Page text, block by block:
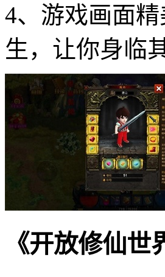
4、游戏画面
生，让你身临
《开放修仙